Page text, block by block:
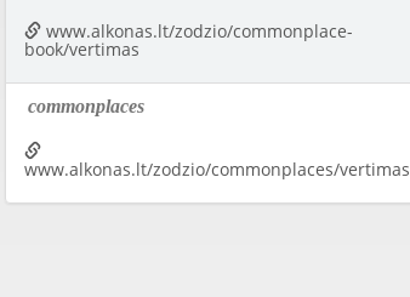
www.alkonas.lt/zodzio/commonplace-
book/vertimas
commonplaces
www.alkonas.lt/zodzio/commonplaces/vertimas